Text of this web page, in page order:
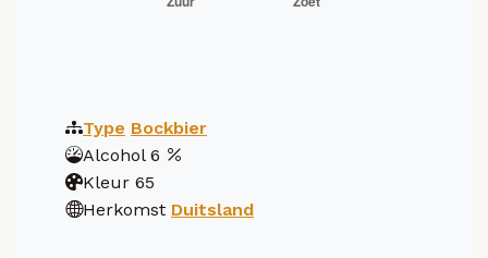
Type Bockbier
Alcohol 6
Kleur 65
Herkomst Duitsland